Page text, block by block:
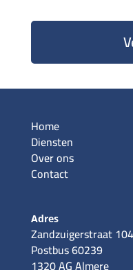
Home
Diensten
Over ons
Contact
Adres
Zandzuigerstraat 104
Postbus 60239
1320 AG Almere